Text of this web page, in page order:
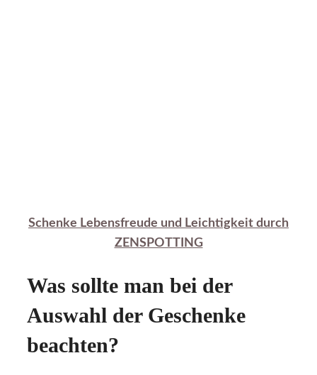
Schenke Lebensfreude und Leichtigkeit durch
ZENSPOTTING
Was sollte man bei der
Auswahl der Geschenke
beachten?